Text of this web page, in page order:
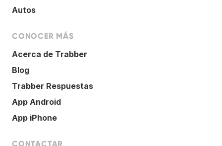
Autos
CONOCER MÁS
Acerca de Trabber
Blog
Trabber Respuestas
App Android
App iPhone
CONTACTAR